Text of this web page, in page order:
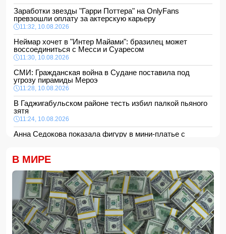
Заработки звезды "Гарри Поттера" на OnlyFans
превзошли оплату за актерскую карьеру
11:32, 10.08.2026
Неймар хочет в "Интер Майами": бразилец может
воссоединиться с Месси и Суаресом
11:30, 10.08.2026
СМИ: Гражданская война в Судане поставила под
угрозу пирамиды Мероэ
11:28, 10.08.2026
В Гаджигабульском районе тесть избил палкой пьяного
зятя
11:24, 10.08.2026
Анна Седокова показала фигуру в мини-платье с
В Сабирабадском районе 59-летний мужчина погиб от
удара электрическим током
11:20, 10.08.2026
12 человек погибли и 8 пропали в результате оползней и
наводнений на Филиппинах- ФОТО/ВИДЕО
11:16, 10.08.2026
Ильхам Алиев поблагодарил Масуда Пезешкиана-
В МИРЕ